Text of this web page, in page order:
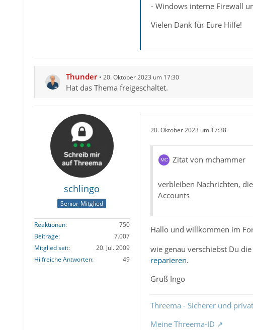
- Windows interne Firewall
Vielen Dank für Eure Hilfe!
Thunder 20. Oktober 2023 um 17:30
Hat das Thema freigeschaltet.
schlingo
Senior-Mitglied
Reaktionen
750
Beiträge
7.007
Mitglied seit
20. Jul. 2009
Hilfreiche Antworten
49
20. Oktober 2023 um 17:38
Zitat von mchammer
verbleiben Nachrichten,
Accounts
Hallo und willkommen im
wie genau verschiebst Du
reparieren.
Gruß Ingo
Threema - Sicherer und
Meine Threema-ID